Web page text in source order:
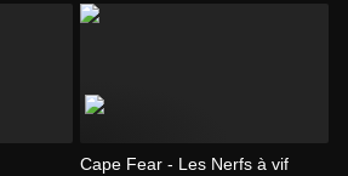
Cape Fear - Les Nerfs à vif